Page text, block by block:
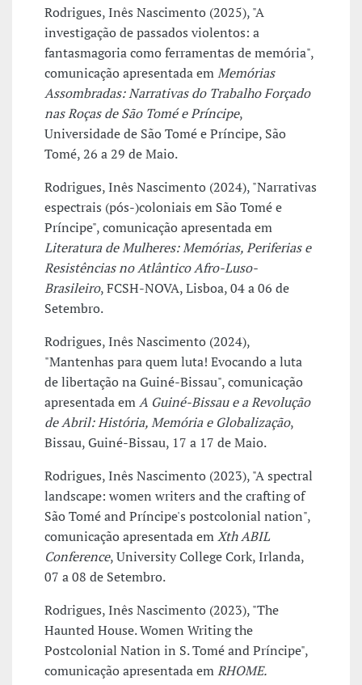
Rodrigues, Inês Nascimento (2025), "A
investigação de passados violentos: a
fantasmagoria como ferramentas de memória",
comunicação apresentada emMemórias
Assombradas: Narrativas do Trabalho Forçado
nas Roças de São Tomé e Príncipe,
Universidade de São Tomé e Príncipe, São
Tomé, 26 a 29 de Maio.
Rodrigues, Inês Nascimento (2024), "Narrativas
espectrais (pós-)coloniais em São Tomé e
Príncipe", comunicação apresentada em
Literatura de Mulheres: Memórias, Periferias e
Resistências no Atlântico Afro-Luso-
Brasileiro, FCSH-NOVA, Lisboa, 04 a 06 de
Setembro.
Rodrigues, Inês Nascimento (2024),
"Mantenhas para quem luta! Evocando a luta
de libertação na Guiné-Bissau", comunicação
apresentada emA Guiné-Bissau e a Revolução
de Abril: História, Memória e Globalização,
Bissau, Guiné-Bissau, 17 a 17 de Maio.
Rodrigues, Inês Nascimento (2023), "A spectral
landscape: women writers and the crafting of
São Tomé and Príncipe's postcolonial nation",
comunicação apresentada emXth ABIL
Conference, University College Cork, Irlanda,
07 a 08 de Setembro.
Rodrigues, Inês Nascimento (2023), "The
Haunted House. Women Writing the
Postcolonial Nation in S. Tomé and Príncipe",
comunicação apresentada emRHOME.